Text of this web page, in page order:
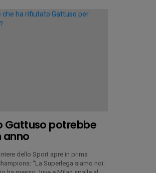
Gattuso potrebbe
anno
dello Sport apre in prima
“La Superlega siamo noi.